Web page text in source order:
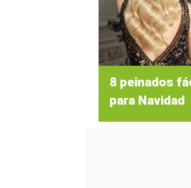
8 peinados
para Navidad